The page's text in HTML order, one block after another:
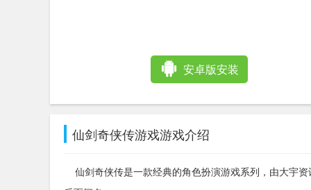
安卓版安装
仙剑奇侠传游戏游戏介绍
仙剑奇侠传是一款经典的角色扮演游戏系列，由大宇